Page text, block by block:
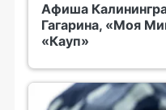
Афиша
Гагарина, «Моя
«Кауп»